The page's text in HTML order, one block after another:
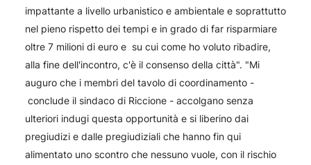
impattante a livello urbanistico e ambientale e soprattutto
nel pieno rispetto dei tempi e in grado di far risparmiare
oltre 7 milioni di euro e su cui come ho voluto ribadire,
alla fine dell'incontro, c'è il consenso della città". "Mi
auguro che i membri del tavolo di coordinamento -
conclude il sindaco di Riccione - accolgano senza
ulteriori indugi questa opportunità e si liberino dai
pregiudizi e dalle pregiudiziali che hanno fin qui
alimentato uno scontro che nessuno vuole, con il rischio